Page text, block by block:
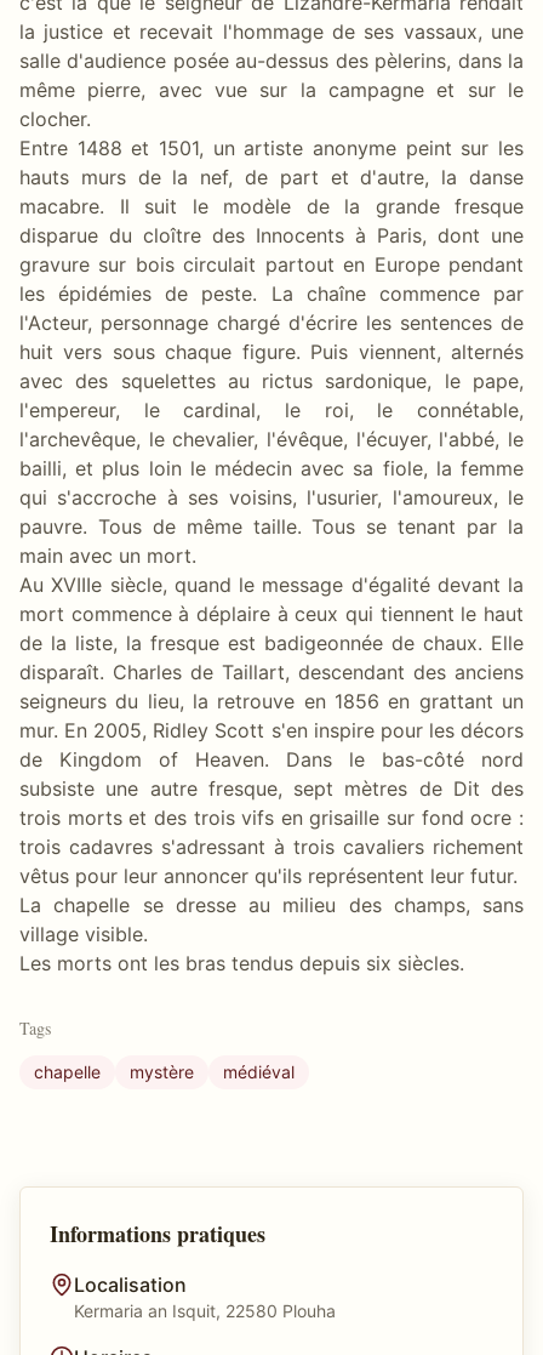
la justice et recevait l'hommage de ses vassaux, une
salle d'audience posée au-dessus des pèlerins, dans la
même pierre, avec vue sur la campagne et sur le
clocher.
Entre 1488 et 1501, un artiste anonyme peint sur les
hauts murs de la nef, de part et d'autre, la danse
macabre. Il suit le modèle de la grande fresque
disparue du cloître des Innocents à Paris, dont une
gravure sur bois circulait partout en Europe pendant
les épidémies de peste. La chaîne commence par
l'Acteur, personnage chargé d'écrire les sentences de
huit vers sous chaque figure. Puis viennent, alternés
avec des squelettes au rictus sardonique, le pape,
l'empereur, le cardinal, le roi, le connétable,
l'archevêque, le chevalier, l'évêque, l'écuyer, l'abbé, le
bailli, et plus loin le médecin avec sa fiole, la femme
qui s'accroche à ses voisins, l'usurier, l'amoureux, le
pauvre. Tous de même taille. Tous se tenant par la
main avec un mort.
Au XVIIIe siècle, quand le message d'égalité devant la
mort commence à déplaire à ceux qui tiennent le haut
de la liste, la fresque est badigeonnée de chaux. Elle
disparaît. Charles de Taillart, descendant des anciens
seigneurs du lieu, la retrouve en 1856 en grattant un
mur. En 2005, Ridley Scott s'en inspire pour les décors
de Kingdom of Heaven. Dans le bas-côté nord
subsiste une autre fresque, sept mètres de Dit des
trois morts et des trois vifs en grisaille sur fond ocre :
trois cadavres s'adressant à trois cavaliers richement
vêtus pour leur annoncer qu'ils représentent leur futur.
La chapelle se dresse au milieu des champs, sans
village visible.
Les morts ont les bras tendus depuis six siècles.
Tags
chapelle mystère médiéval
Informations pratiques
Localisation
Kermaria an Isquit, 22580 Plouha